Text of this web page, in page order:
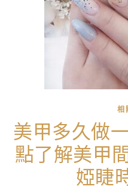
相
美甲多久做
點了解美甲
婭睫